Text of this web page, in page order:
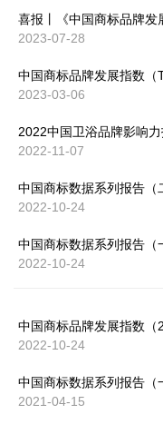
2023-07-28
中国商标品牌发展指数（
2023-03-06
2022中国卫浴品牌影响
2022-11-07
2022-10-24
2022-10-24
中国商标品牌发展指数（
2022-10-24
2021-04-15